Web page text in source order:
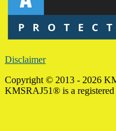
Disclaimer
Copyright © 2013 - 2026
KMSRAJ51® is a registered